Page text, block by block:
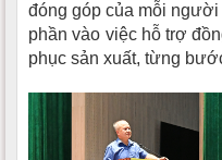
đóng góp của mỗi
phần vào việc hỗ trợ
phục sản xuất, từng